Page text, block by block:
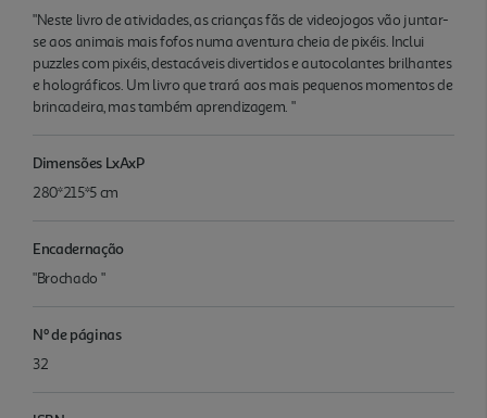
"Neste livro de atividades, as crianças fãs de videojogos vão juntar-
se aos animais mais fofos numa aventura cheia de pixéis. Inclui
puzzles com pixéis, destacáveis divertidos e autocolantes brilhantes
e holográficos. Um livro que trará aos mais pequenos momentos de
brincadeira, mas também aprendizagem. "
Dimensões LxAxP
280*215*5 cm
Encadernação
"Brochado "
Nº de páginas
32